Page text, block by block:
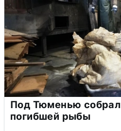
Под Тюменью
погибшей рыбы